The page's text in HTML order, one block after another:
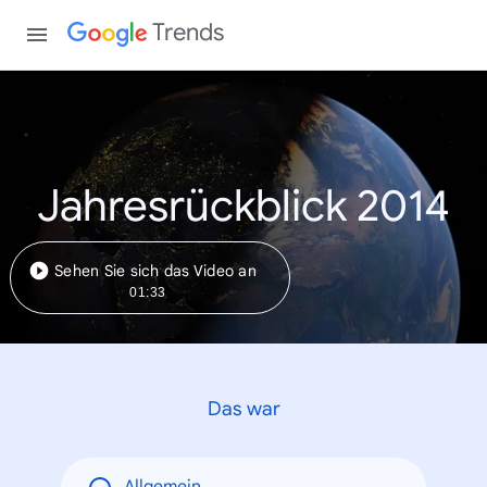
Trends
Jahresrückblick 2014
Sehen Sie sich das Video an
01:33
Das war